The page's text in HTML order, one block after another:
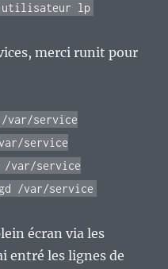
l'utilisateur lp
merci runit pour
var/service
service
var/service
/var/service
écran via les
entré les lignes de